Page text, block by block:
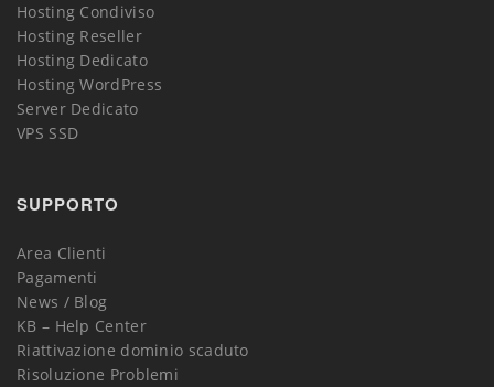
Hosting Condiviso
Hosting Reseller
Hosting Dedicato
Hosting WordPress
Server Dedicato
VPS SSD
SUPPORTO
Area Clienti
Pagamenti
News / Blog
KB – Help Center
Riattivazione dominio scaduto
Risoluzione Problemi